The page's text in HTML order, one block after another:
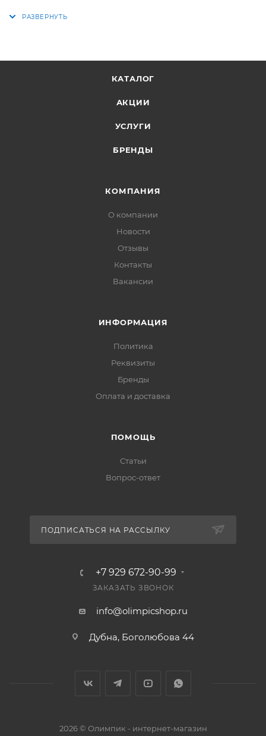
КАТАЛОГ
АКЦИИ
УСЛУГИ
БРЕНДЫ
КОМПАНИЯ
О компании
Новости
Отзывы
Контакты
Вакансии
ИНФОРМАЦИЯ
Политика
Реквизиты
Бренды
Оплата и доставка
ПОМОЩЬ
Статьи
Вопрос-ответ
ПОДПИСАТЬСЯ НА РАССЫЛКУ
+7 929 672-90-99
ЗАКАЗАТЬ ЗВОНОК
info@olimpicshop.ru
Дубна, Боголюбова 44
2026 © Олимпик - интернет-магазин